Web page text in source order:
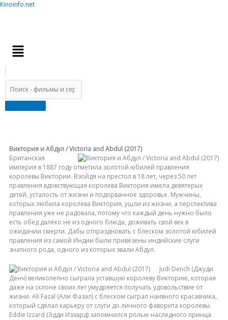
Skip
Kinoinfo.net
Menu
Виктория и Абдул / Victoria and Abdul (2017)
Британская
империя в 1887 году отметила золотой юбилей правления
королевы Виктории. Взойдя на престол в 18 лет, через 50 лет
правления вдовствующая королева Виктория имела девятерых
детей, усталость от жизни и подорванное здоровье. Мужчины,
которых любила королева Виктория, ушли из жизни, а перспектива
правления уже не радовала, потому что каждый день нужно было
есть обед далеко не из одного блюда, доживать свой век в
ожидании смерти. Дабы отпраздновать с блеском золотой юбилей
правления из самой Индии были привезены индийские слуги
знатного рода, одного из которых звали Абдул.
Judi Dench (Джуди
Денч) великолепно сыграла уставшую королеву Викторию, которая
даже на склоне своих лет умудряется получать удовольствие от
жизни. Ali Fazal (Али Фазал) с блеском сыграл наивного красавчика,
который сделал карьеру от слуги до личного фаворита королевы.
Eddie Izzard (Эдди Иззард) запомнился ролью наследного принца